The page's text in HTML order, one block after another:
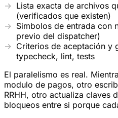
Lista exacta de archivos
(verificados que existen)
Simbolos de entrada con
previo del dispatcher)
Criterios de aceptación y
typecheck, lint, tests
El paralelismo es real.
modulo de pagos, otro
RRHH, otro actualiza claves
bloqueos entre si porque